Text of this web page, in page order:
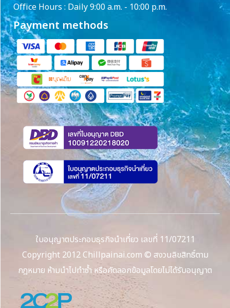
Office Hours : Daily 9:00 a.m. - 10:00 p.m.
Payment methods
ใบอนุญาตประกอบธุรกิจนำเที่ยว เลขที่ 11/07211
Copyright 2012 Chillpainai.com © สงวนลิขสิทธิ์ตาม
กฎหมาย ห้ามนำไปทำซ้ำ หรือคัดลอกข้อมูลโดยไม่ได้รับอนุญาต